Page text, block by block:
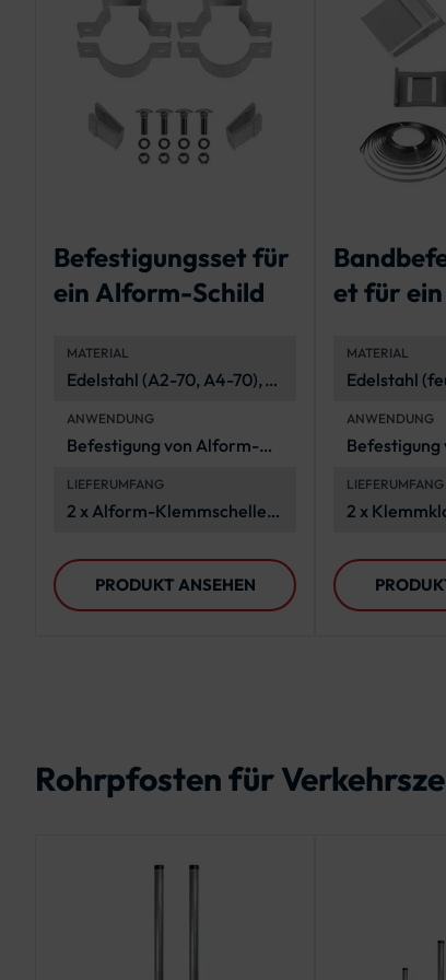
Befestigungsset für
ein Alform-Schild
MATERIAL
Edelstahl (A2-70, A4-70),
ANWENDUNG
Befestigung von Alform-
LIEFERUMFANG
2 x Alform-Klemmschelle,
Sechskantmuttern, 4 x
Unterlegscheiben
PRODUKT ANSEHEN
et für
MATERIAL
Edelstahl
ANWENDUNG
Befestigung
LIEFERUMFANG
2 x
Stahlband
Rohrpfosten für